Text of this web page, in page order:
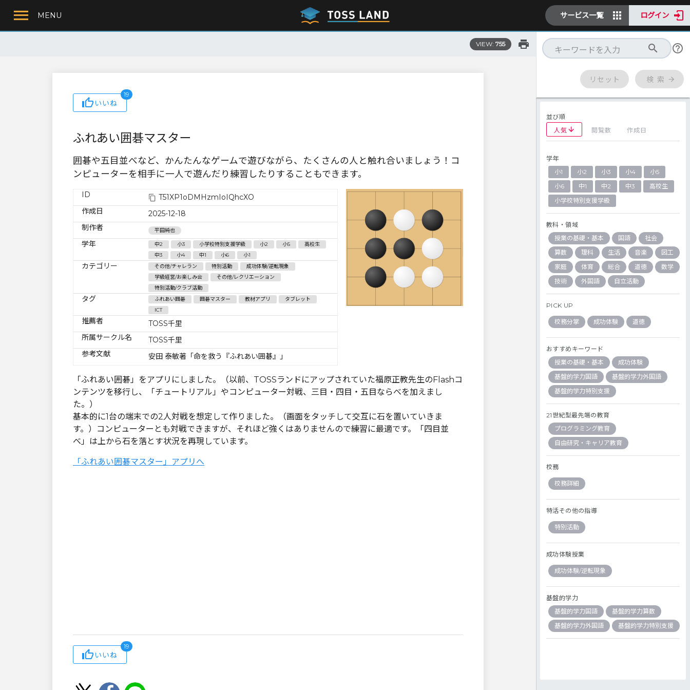
MENU サービス一覧 ログイン
VIEW: 755
いいね
19
ふれあい囲碁マスター
囲碁や五目並べなど、かんたんなゲームで遊びながら、たくさんの人と触れ合いましょう！コ
ンピューターを相手に一人で遊んだり練習したりすることもできます。
ID
T51XP1oDMHzmIoIQhcXO
作成日
2025-12-18
制作者
平田純也
学年 中2 小3 小学校特別支援学級 小2 小5
高校生
中3
小4 中1 小6 小1
カテゴリー その他/チャレラン 特別活動
成功体験/逆転現象
学級経営/お楽しみ会
その他/レクリエーション
特別活動/クラブ活動
タグ ふれあい囲碁 囲碁マスター 教材アプリ
タブレット
ICT
推薦者
TOSS千里
所属サークル名
TOSS千里
参考文献
安田 泰敏著「命を救う『ふれあい囲碁』」
「ふれあい囲碁」をアプリにしました。（以前、TOSSランドにアップされていた福原正教先生のFlashコ
ンテンツを移行し、「チュートリアル」やコンピューター対戦、三目・四目・五目ならべを加えまし
た。）
基本的に1台の端末での2人対戦を想定して作りました。（画面をタッチして交互に石を置いていきま
す。）コンピューターとも対戦できますが、それほど強くはありませんので練習に最適です。「四目並
べ」は上から石を落とす状況を再現しています。
「ふれあい囲碁マスター」アプリへ
いいね
19
リセット 検 索
並び順
人気
閲覧数 作成日
学年
小1
小2 小3 小4
小5
小6
中1 中2 中3
高校生
小学校特別支援学級
教科・領域
授業の基礎・基本
国語
社会
算数
理科 生活 音楽
図工
家庭
体育 総合 道徳
数学
技術
外国語 自立活動
PICK UP
校務分掌 成功体験 道徳
おすすめキーワード
授業の基礎・基本
成功体験
基盤的学力国語
基盤的学力外国語
基盤的学力特別支援
21世紀型最先端の教育
プログラミング教育
自由研究・キャリア教育
校務
校務詳細
特活その他の指導
特別活動
成功体験授業
成功体験/逆転現象
基盤的学力
基盤的学力国語
基盤的学力算数
基盤的学力外国語
基盤的学力特別支援